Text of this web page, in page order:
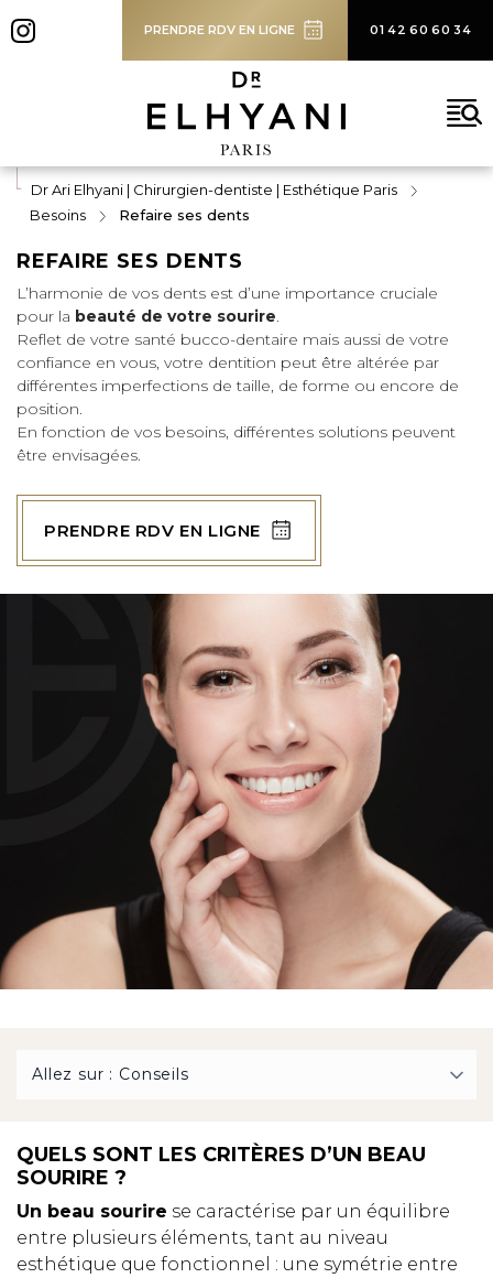
PRENDRE RDV EN LIGNE 01 42 60 60 34
Dr Ari Elhyani | Chirurgien-dentiste | Esthétique Paris
Besoins
Refaire ses dents
REFAIRE SES DENTS
L’harmonie de vos dents est d’une importance cruciale
pour la beauté de votre sourire.
Reflet de votre santé bucco-dentaire mais aussi de votre
confiance en vous, votre dentition peut être altérée par
différentes imperfections de taille, de forme ou encore de
position.
En fonction de vos besoins, différentes solutions peuvent
être envisagées.
PRENDRE RDV EN LIGNE
QUELS SONT LES CRITÈRES D’UN BEAU
SOURIRE ?
Un beau sourire se caractérise par un équilibre
entre plusieurs éléments, tant au niveau
esthétique que fonctionnel : une symétrie entre